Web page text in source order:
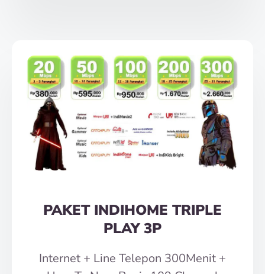
PAKET INDIHOME TRIPLE
PLAY 3P
Internet + Line Telepon 300Menit +